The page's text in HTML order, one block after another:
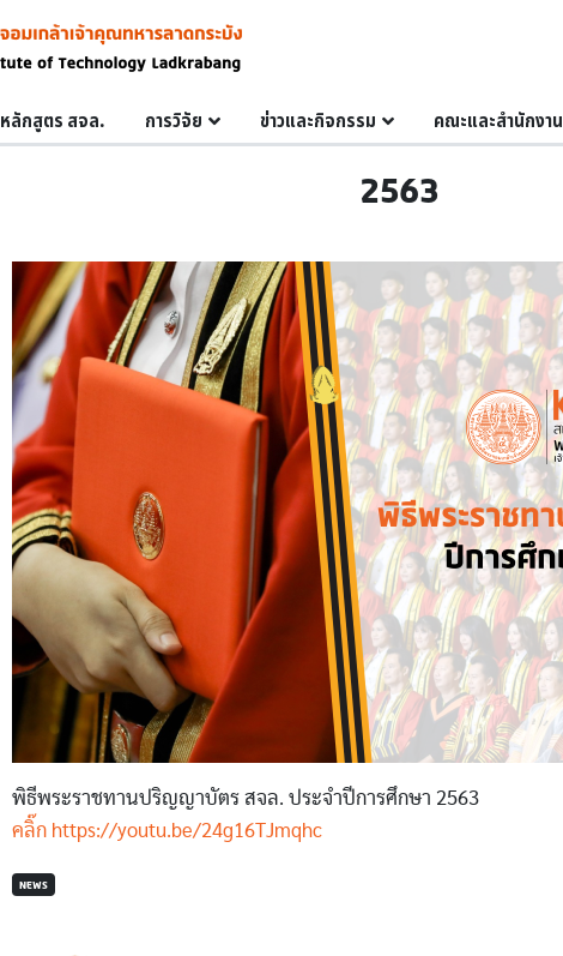
หลักสูตร สจล. การวิจัย ข่าวและกิจกรรม คณะและสำนักงาน
2563
พิธีพระราชทานปริญญาบัตร สจล. ประจำปีการศึกษา 2563
คลิ๊ก https://youtu.be/24g16TJmqhc
NEWS